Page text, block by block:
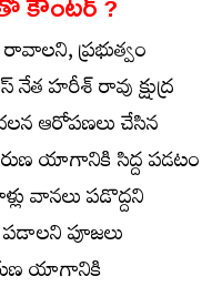
కౌంటర్ ?
ప్రభుత్వం
నేత హరీశ్ రావు క్షుద్ర
ఆరోపణలు చేసిన
యాగానికి సిద్ద పడటం
వానలు పడొద్దని
పూజలు
యాగానికి